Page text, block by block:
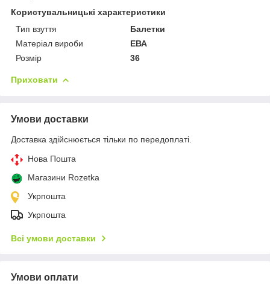
Користувальницькі характеристики
Тип взуття
Балетки
Матеріал вироби
ЕВА
Розмір
36
Приховати
Умови доставки
Доставка здійснюється тільки по передоплаті.
Нова Пошта
Магазини Rozetka
Укрпошта
Укрпошта
Всі умови доставки
Умови оплати